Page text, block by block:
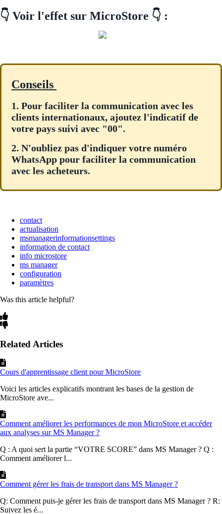
👇 Voir l'effet sur MicroStore 👇 :
Conseils
1. Pour faciliter la communication avec les
clients internationaux, ajoutez l'indicatif de
votre pays suivi avec "00".
2. N'oubliez pas d'indiquer votre numéro
WhatsApp pour faciliter la communication
avec les acheteurs.
contact
actualisation
msmanagerinformationsettings
information de contact
info microstore
ms manager
configuration
paramètres
Was this article helpful?
Related Articles
Cours d'apprentissage client pour MicroStore
Voici les articles explicatifs montrant les bases de la gestion de
MicroStore ave...
Comment améliorer les performances de mon MicroStore et accéder
aux analyses sur MS Manager ?
Q : A quoi sert la partie “VOTRE SCORE” dans MS Manager ? Q :
Comment améliorer l...
Comment gérer les frais de transport dans MS Manager ?
Q: Comment puis-je gérer les frais de transport dans MS Manager ? R:
Suivez les é...